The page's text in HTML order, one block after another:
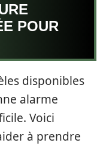
POUR
disponibles
alarme
Voici
à prendre